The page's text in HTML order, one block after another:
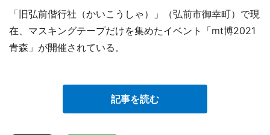
「旧弘前偕行社（かいこうしゃ）」（弘前市御幸町）で現
在、マスキングテープだけを集めたイベント「mt博2021
青森」が開催されている。
記事を読む